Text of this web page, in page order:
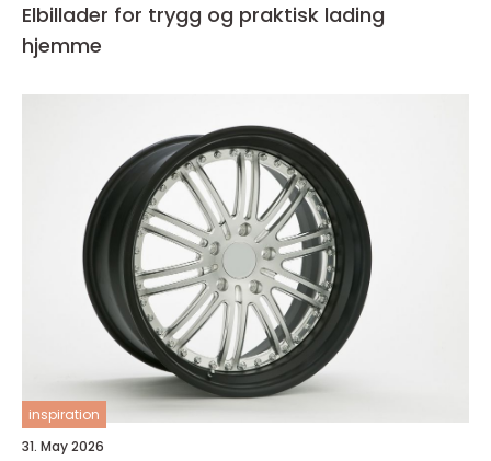
Elbillader for trygg og praktisk lading
hjemme
inspiration
31. May 2026